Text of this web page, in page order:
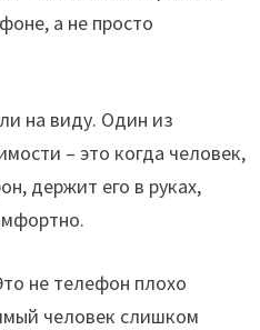
а не просто
на виду. Один из
– это когда человек,
держит его в руках,
не телефон плохо
человек слишком